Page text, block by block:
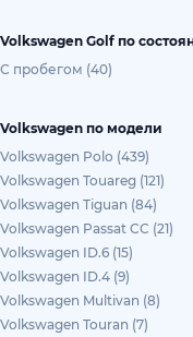
Volkswagen Golf по
С пробегом (40)
Volkswagen по модели
Volkswagen Polo (439)
Volkswagen Touareg (121)
Volkswagen Tiguan (84)
Volkswagen Passat CC (21)
Volkswagen ID.6 (15)
Volkswagen ID.4 (9)
Volkswagen Multivan (8)
Volkswagen Touran (7)